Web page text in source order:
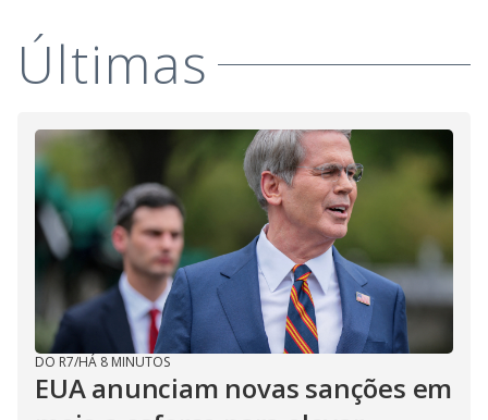
Últimas
DO R7/HÁ 8 MINUTOS
EUA anunciam novas sanções em